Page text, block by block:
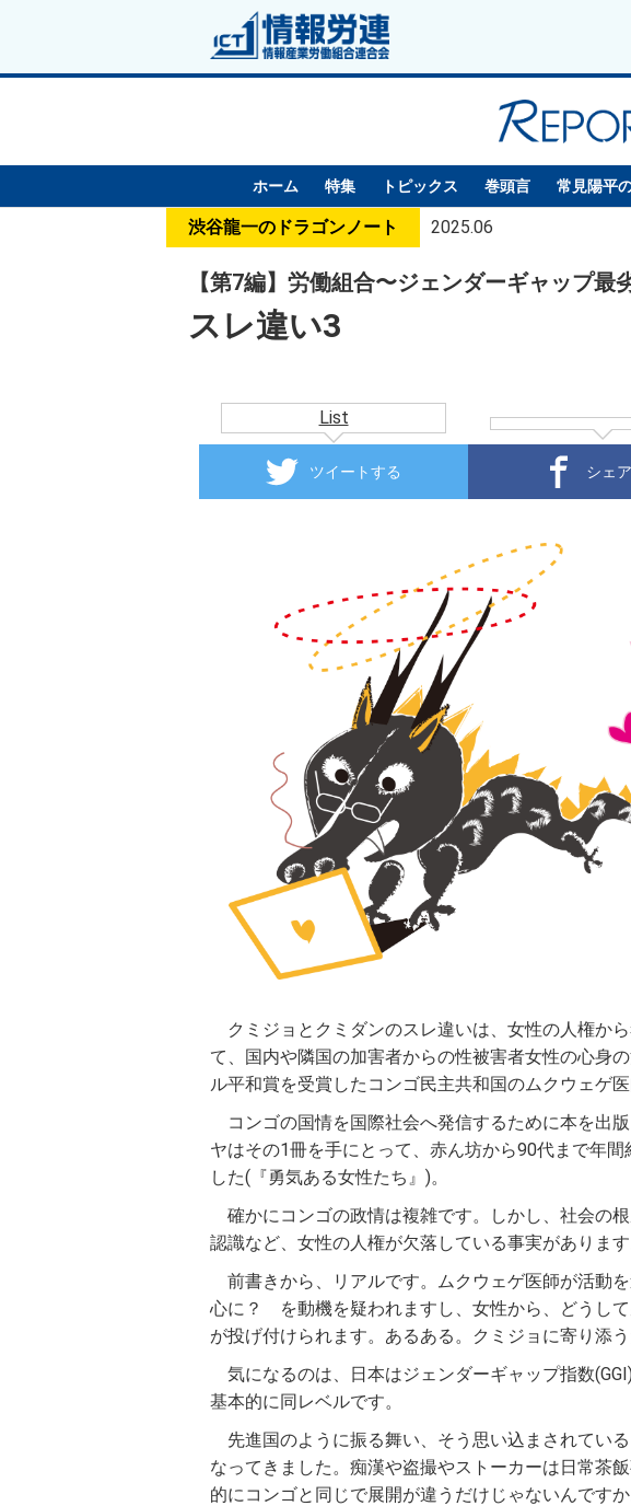
ホーム 特集 トピックス 巻頭言 常見陽平
渋谷龍一のドラゴンノート 2025.06
【第7編】労働組合〜ジェンダーギャップ最
スレ違い3
List
ツイートする シェ
クミジョとクミダンのスレ違いは、女性の人権か
て、国内や隣国の加害者からの性被害者女性の心身
ル平和賞を受賞したコンゴ民主共和国のムクウェゲ医
コンゴの国情を国際社会へ発信するために本を出
ヤはその1冊を手にとって、赤ん坊から90代まで年
した(『勇気ある女性たち』)。
確かにコンゴの政情は複雑です。しかし、社会の
認識など、女性の人権が欠落している事実があります
前書きから、リアルです。ムクウェゲ医師が活動
心に？ を動機を疑われますし、女性から、どうし
が投げ付けられます。あるある。クミジョに寄り添
気になるのは、日本はジェンダーギャップ指数
基本的に同レベルです。
先進国のように振る舞い、そう思い込まされてい
なってきました。痴漢や盗撮やストーカーは日常茶
的にコンゴと同じで展開が違うだけじゃないんです